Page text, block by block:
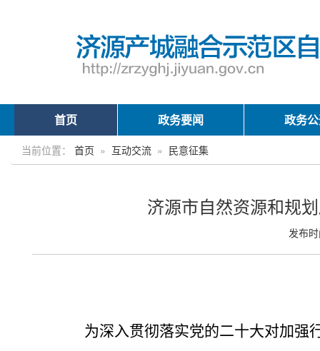
首页 政务要闻 政务
当前位置： 首页 » 互动交流 » 民意征集
济源市自然资源和规
发布
为深入贯彻落实党的二十大对加强